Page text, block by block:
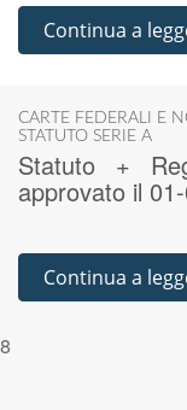
Continua a
CARTE FEDERALI E
STATUTO SERIE A
Statuto +
approvato il
Continua a
8